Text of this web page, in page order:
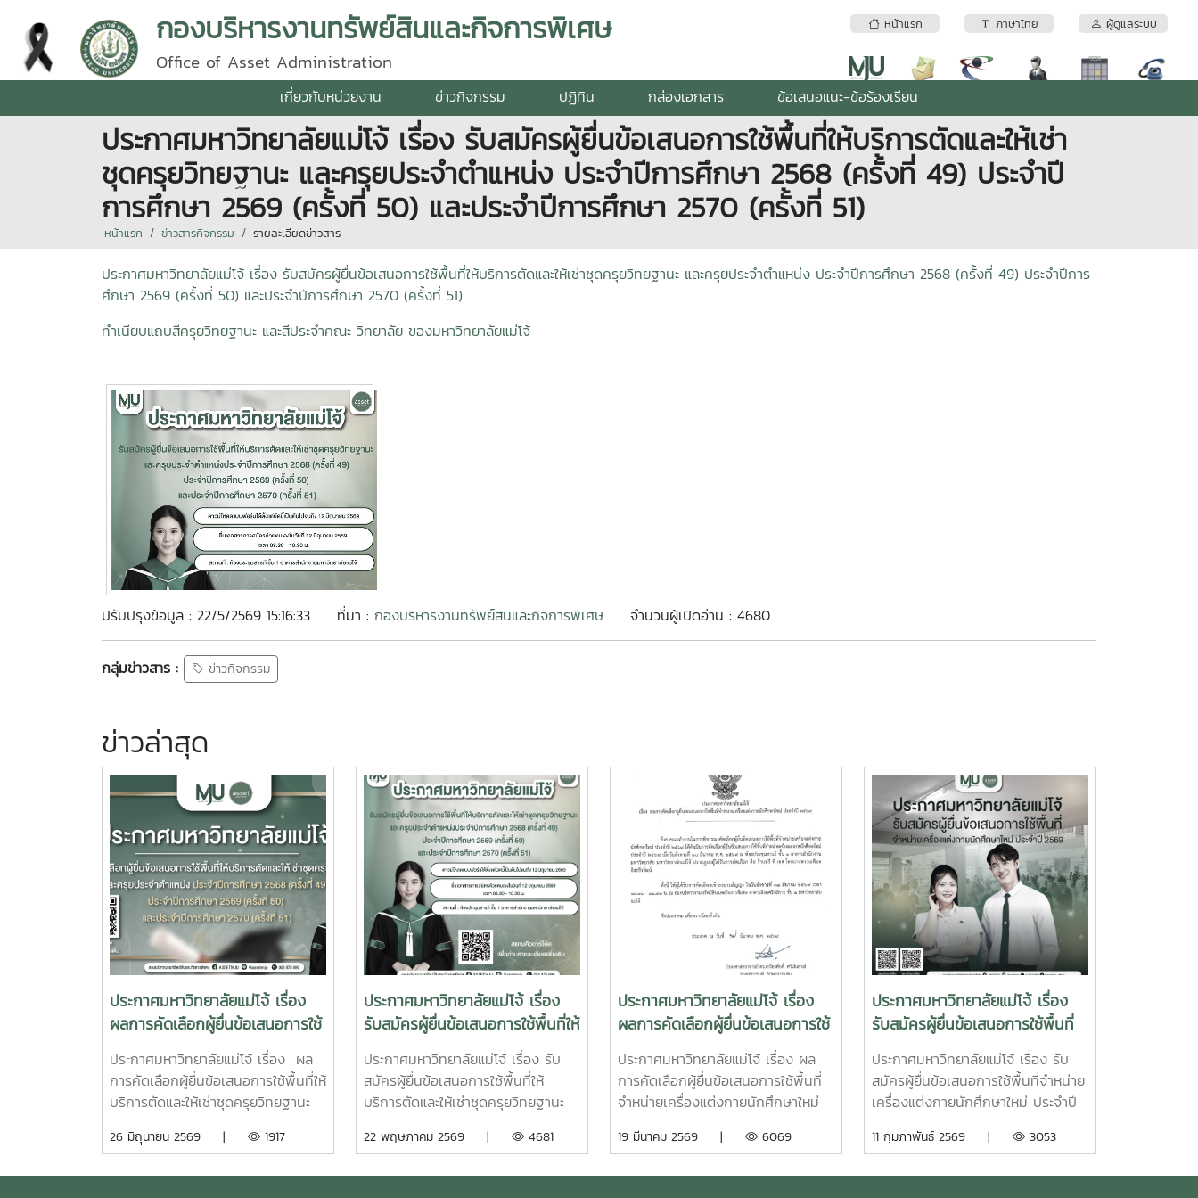
หน้าแรก ภาษาไทย ผู้ดูแลระบบ
กองบริหารงานทรัพย์สินและกิจการพิเศษ
Office of Asset Administration
เกี่ยวกับหน่วยงาน ข่าวกิจกรรม ปฏิทิน กล่องเอกสาร ข้อเสนอแนะ-ข้อร้องเรียน
ประกาศมหาวิทยาลัยแม่โจ้ เรื่อง รับสมัครผู้ยื่นข้อเสนอการใช้พื้นที่ให้บริการตัดและให้เช่า
ชุดครุยวิทยฐานะ และครุยประจำตำแหน่ง ประจำปีการศึกษา 2568 (ครั้งที่ 49) ประจำปี
การศึกษา 2569 (ครั้งที่ 50) และประจำปีการศึกษา 2570 (ครั้งที่ 51)
หน้าแรก ข่าวสารกิจกรรม รายละเอียดข่าวสาร
ประกาศมหาวิทยาลัยแม่โจ้ เรื่อง รับสมัครผู้ยื่นข้อเสนอการใช้พื้นที่ให้บริการตัดและให้เช่าชุดครุยวิทยฐานะ และครุยประจำตำแหน่ง ประจำปีการศึกษา 2568 (ครั้งที่ 49) ประจำปีการ
ศึกษา 2569 (ครั้งที่ 50) และประจำปีการศึกษา 2570 (ครั้งที่ 51)
ทำเนียบแถบสีครุยวิทยฐานะ และสีประจำคณะ วิทยาลัย ของมหาวิทยาลัยแม่โจ้
ปรับปรุงข้อมูล : 22/5/2569 15:16:33 ที่มา : กองบริหารงานทรัพย์สินและกิจการพิเศษ จำนวนผู้เปิดอ่าน : 4680
กลุ่มข่าวสาร : ข่าวกิจกรรม
ข่าวล่าสุด
ประกาศมหาวิทยาลัยแม่โจ้ เรื่อง
ผลการคัดเลือกผู้ยื่นข้อเสนอการใช้
พื้นที่ให้บริการตัดและให้เช่าชุดครุย
วิทยฐานะและครุยประจำตำแหน่ง
ประจำปีการศึกษา 2568 (ครั้งที่
49) ประจำปีการศึกษา 2569 (ครั้ง
ที่ 50) และประจำปีการศึกษา
ประกาศมหาวิทยาลัยแม่โจ้ เรื่อง ผล
การคัดเลือกผู้ยื่นข้อเสนอการใช้พื้นที่ให้
บริการตัดและให้เช่าชุดครุยวิทยฐานะ
ศึกษา 2568 (ครั้งที่ 49) ประจำปีการ
26 มิถุนายน 2569 | 1917
ประกาศมหาวิทยาลัยแม่โจ้ เรื่อง
รับสมัครผู้ยื่นข้อเสนอการใช้พื้นที่ให้
บริการตัดและให้เช่าชุดครุย
วิทยฐานะ และครุยประจำตำแหน่ง
ประจำปีการศึกษา 2568 (ครั้งที่
49) ประจำปีการศึกษา 2569 (ครั้ง
ที่ 50) และประจำปีการศึกษา
ประกาศมหาวิทยาลัยแม่โจ้ เรื่อง รับ
สมัครผู้ยื่นข้อเสนอการใช้พื้นที่ให้
บริการตัดและให้เช่าชุดครุยวิทยฐานะ
ศึกษา 2568 (ครั้งที่ 49) ประจำปีการ
22 พฤษภาคม 2569 | 4681
ประกาศมหาวิทยาลัยแม่โจ้ เรื่อง
ผลการคัดเลือกผู้ยื่นข้อเสนอการใช้
พื้นที่จำหน่ายเครื่องแต่งกาย
นักศึกษาใหม่ ประจำปี 2569
ประกาศมหาวิทยาลัยแม่โจ้ เรื่อง ผล
การคัดเลือกผู้ยื่นข้อเสนอการใช้พื้นที่
จำหน่ายเครื่องแต่งกายนักศึกษาใหม่
19 มีนาคม 2569 | 6069
ประกาศมหาวิทยาลัยแม่โจ้ เรื่อง
รับสมัครผู้ยื่นข้อเสนอการใช้พื้นที่
จำหน่ายเครื่องแต่งกายนักศึกษา
ใหม่ ประจำปี 2569
ประกาศมหาวิทยาลัยแม่โจ้ เรื่อง รับ
สมัครผู้ยื่นข้อเสนอการใช้พื้นที่จำหน่าย
เครื่องแต่งกายนักศึกษาใหม่ ประจำปี
การใช้พื้นที่จำหน่ายเครื่องแต่งกาย
11 กุมภาพันธ์ 2569 | 3053